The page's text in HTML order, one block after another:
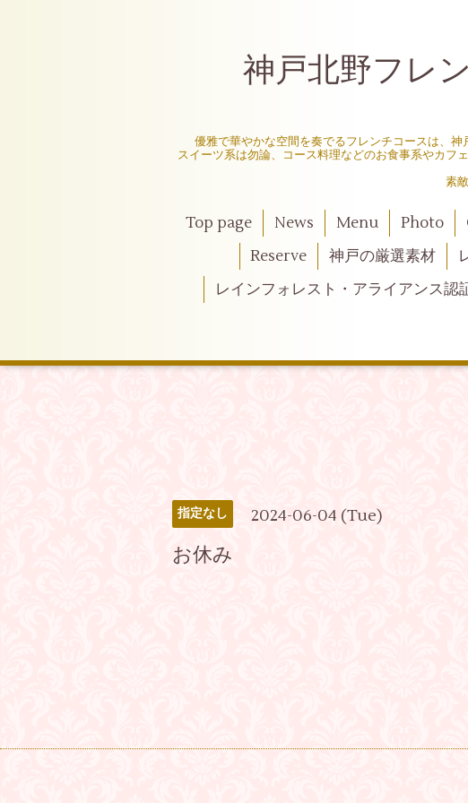
神戸北野フレ
〜
優雅で華やかな空間を奏でるフレンチコースは、
スイーツ系は勿論、コース料理などのお食事系やカフ
素
Top page News Menu Photo
Reserve
神戸の厳選素材
レインフォレスト・アライアンス認
指定なし 2024-06-04 (Tue)
お休み